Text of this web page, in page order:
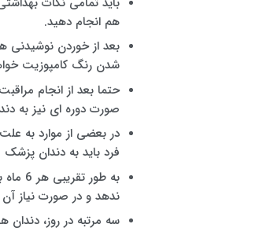
هم انجام دهید.
بعد از خوردن نوشیدنی
شدن رنگ کامپوزیت
حتما بعد از انجام
صورت دوره ای نیز به
در بعضی از موارد به
فرد باید به دندان
به
ندهد و در صورت نیاز آن
سه مرتبه در روز، دندان